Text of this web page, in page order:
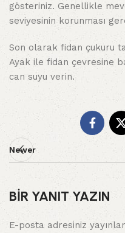
gösteriniz. Genellikle
seviyesinin korunması
Son olarak fidan çukuru
Ayak ile fidan çevresine
can suyu verin.
Newer
BIR YANIT YAZIN
E-posta adresiniz